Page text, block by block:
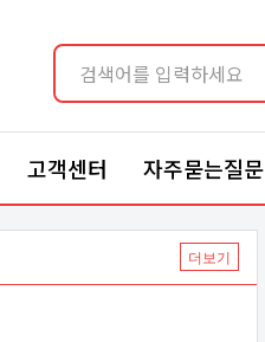
고객센터 자주묻는질문
더보기
더보기